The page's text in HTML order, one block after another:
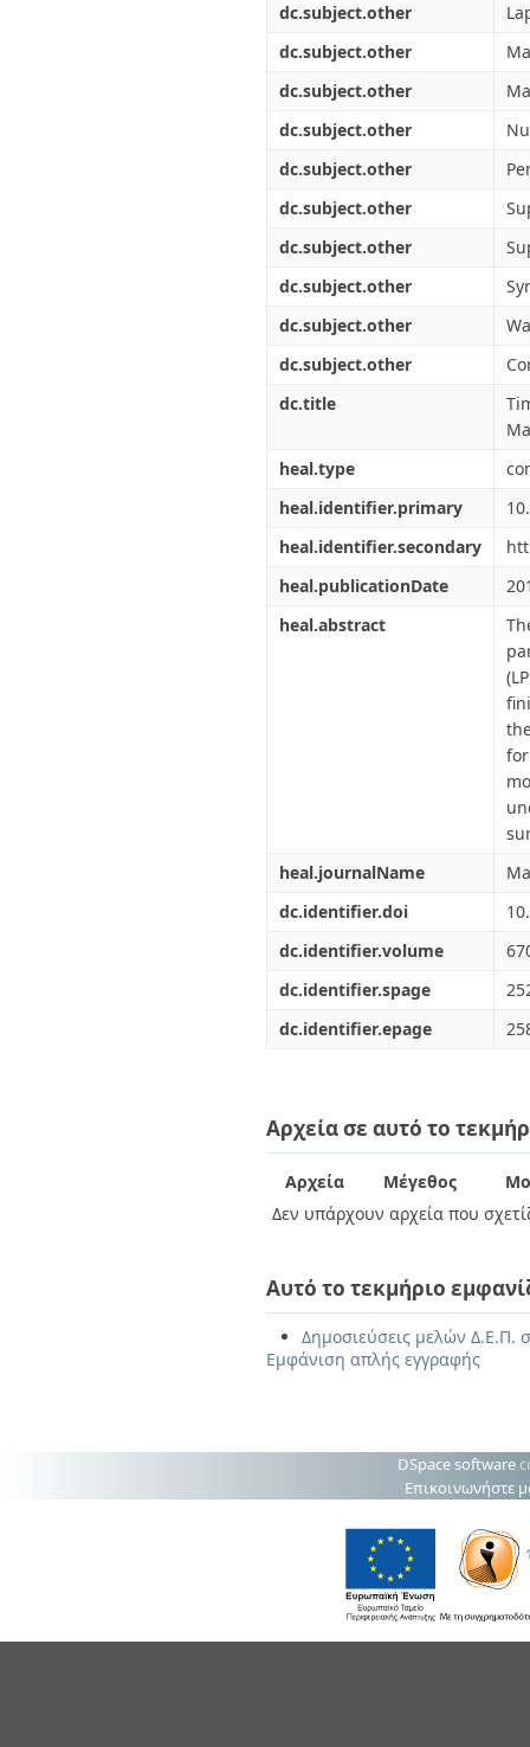
dc.subject.other
dc.subject.other
dc.subject.other
dc.subject.other
dc.subject.other
dc.subject.other
dc.subject.other
dc.subject.other
dc.subject.other
dc.subject.other
dc.title
heal.type
heal.identifier.primary
heal.identifier.secondary
heal.publicationDate
heal.abstract
heal.journalName
dc.identifier.doi
dc.identifier.volume
dc.identifier.spage
dc.identifier.epage
Αρχεία σε αυτό το
Αρχεία Μέγεθος
Δεν υπάρχουν αρχεία που
Αυτό το τεκμήριο
Δημοσιεύσεις μελών Δ.Ε.Π.
Εμφάνιση απλής εγγραφής
DSpace software
Επικοινωνήστε